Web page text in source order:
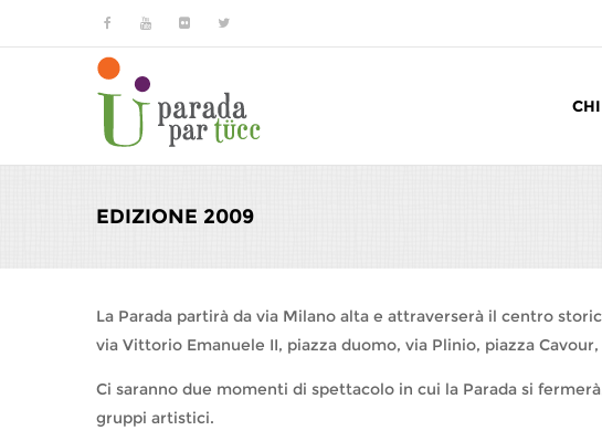
Salta al contenuto principale
EDIZIONE 2009
La Parada partirà da via Milano alta e attraverserà il centro
via Vittorio Emanuele II, piazza duomo, via Plinio, piazza
Ci saranno due momenti di spettacolo in cui la Parada si
gruppi artistici.